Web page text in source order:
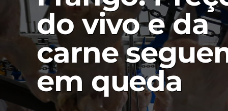
do vivo e da
carne
em queda